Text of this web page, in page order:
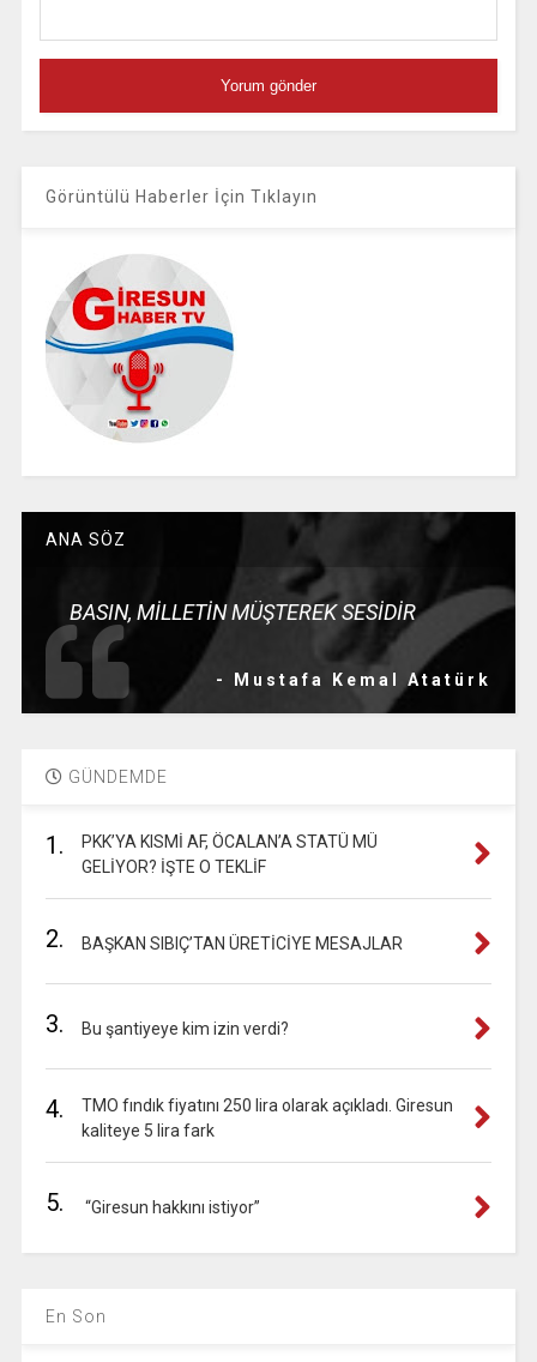
Görüntülü Haberler İçin Tıklayın
ANA SÖZ
BASIN, MİLLETİN MÜŞTEREK SESİDİR
- Mustafa Kemal Atatürk
GÜNDEMDE
1.
PKK’YA KISMİ AF, ÖCALAN’A STATÜ MÜ
GELİYOR? İŞTE O TEKLİF
2. BAŞKAN SIBIÇ’TAN ÜRETİCİYE MESAJLAR
3. Bu şantiyeye kim izin verdi?
4.
TMO fındık fiyatını 250 lira olarak açıkladı. Giresun
kaliteye 5 lira fark
5. “Giresun hakkını istiyor”
En Son